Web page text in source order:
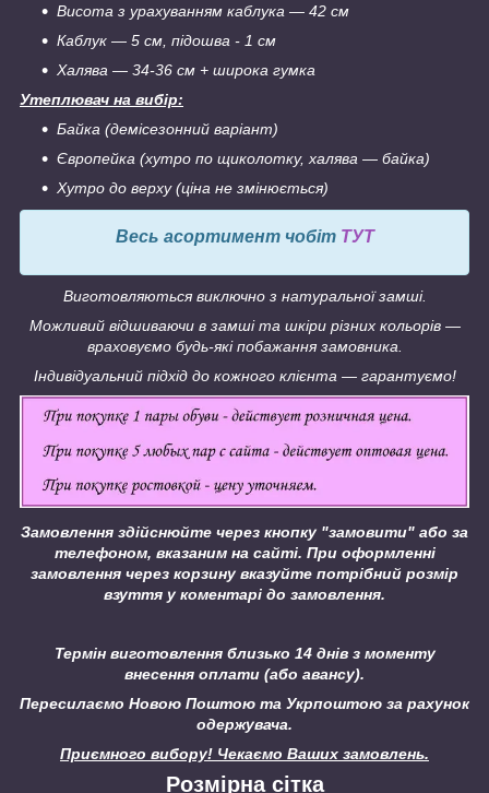
Висота з урахуванням каблука ― 42 см
Каблук ― 5 см, підошва - 1 см
Халява ― 34-36 см + широка гумка
Утеплювач на вибір:
Байка (демісезонний варіант)
Європейка (хутро по щиколотку, халява ― байка)
Хутро до верху (ціна не змінюється)
Весь асортимент чобіт ТУТ
Виготовляються виключно з натуральної замші.
Можливий відшиваючи в замші та шкіри різних кольорів ―
враховуємо будь-які побажання замовника.
Індивідуальний підхід до кожного клієнта ― гарантуємо!
Замовлення здійснюйте через кнопку "замовити" або за
телефоном, вказаним на сайті. При оформленні
замовлення через корзину вказуйте потрібний розмір
взуття у коментарі до замовлення.
Термін виготовлення близько 14 днів з моменту
внесення оплати (або авансу).
Пересилаємо Новою Поштою та Укрпоштою за рахунок
одержувача.
Приємного вибору! Чекаємо Ваших замовлень.
Розмірна сітка